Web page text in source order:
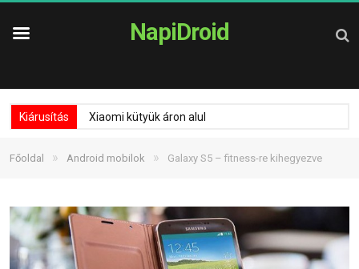
NapiDroid
Kiárusítás Xiaomi kütyük áron alul
Főoldal » Android mobilok » Galaxy S5 – fitness-re kihegyezve